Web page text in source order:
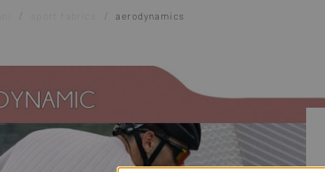
aerodynamics